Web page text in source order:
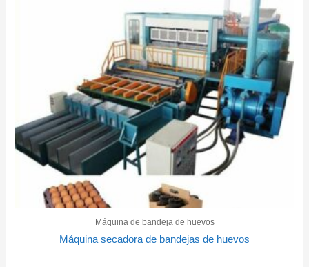
Máquina de bandeja de huevos
Máquina secadora de bandejas de huevos